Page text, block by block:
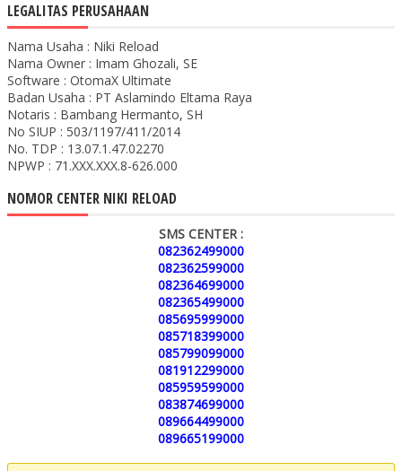
LEGALITAS PERUSAHAAN
Nama Usaha : Niki Reload
Nama Owner : Imam Ghozali, SE
Software : OtomaX Ultimate
Badan Usaha : PT Aslamindo Eltama Raya
Notaris : Bambang Hermanto, SH
No SIUP : 503/1197/411/2014
No. TDP : 13.07.1.47.02270
NPWP : 71.XXX.XXX.8-626.000
NOMOR CENTER NIKI RELOAD
SMS CENTER :
082362499000
082362599000
082364699000
082365499000
085695999000
085718399000
085799099000
081912299000
085959599000
083874699000
089664499000
089665199000